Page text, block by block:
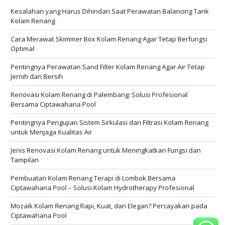
Kesalahan yang Harus Dihindari Saat Perawatan Balancing Tank
Kolam Renang
Cara Merawat Skimmer Box Kolam Renang Agar Tetap Berfungsi
Optimal
Pentingnya Perawatan Sand Filter Kolam Renang Agar Air Tetap
Jernih dan Bersih
Renovasi Kolam Renang di Palembang: Solusi Profesional
Bersama Ciptawahana Pool
Pentingnya Pengujian Sistem Sirkulasi dan Filtrasi Kolam Renang
untuk Menjaga Kualitas Air
Jenis Renovasi Kolam Renang untuk Meningkatkan Fungsi dan
Tampilan
Pembuatan Kolam Renang Terapi di Lombok Bersama
Ciptawahana Pool – Solusi Kolam Hydrotherapy Profesional
Mozaik Kolam Renang Rapi, Kuat, dan Elegan? Percayakan pada
Ciptawahana Pool